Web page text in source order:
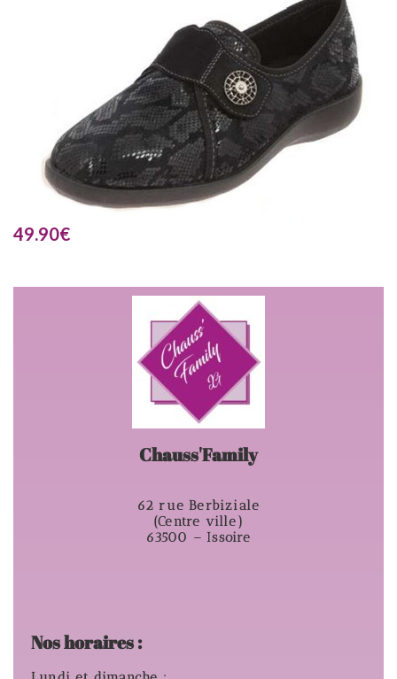
49.90€
Chauss'Family
62 rue Berbiziale
(Centre ville)
63500 – Issoire
Nos horaires :